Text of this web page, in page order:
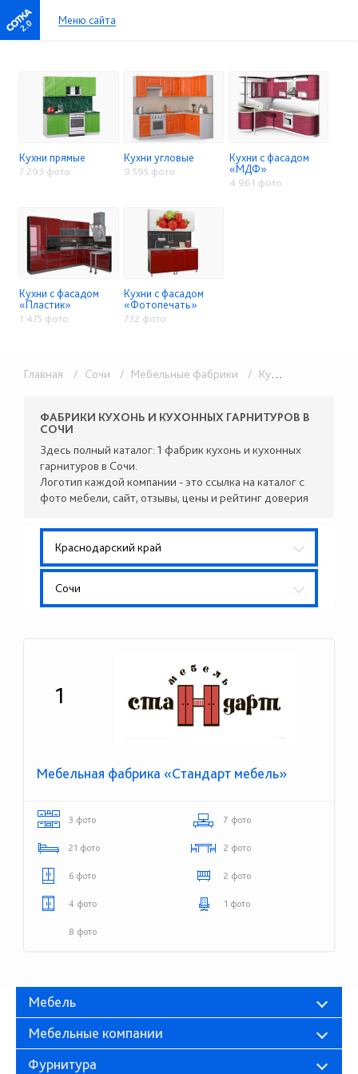
2.0 Меню сайта
Кухни прямые
7 293 фото
Кухни угловые
9 595 фото
Кухни с фасадом
«МДФ»
4 961 фото
Кухни с фасадом
«Пластик»
1 475 фото
Кухни с фасадом
«Фотопечать»
732 фото
Главная / Сочи / Мебельные фабрики / Кухонные гарнитуры
ФАБРИКИ КУХОНЬ И КУХОННЫХ ГАРНИТУРОВ В
СОЧИ
Здесь полный каталог: 1 фабрик кухонь и кухонных
гарнитуров в Сочи.
Логотип каждой компании - это ссылка на каталог с
фото мебели, сайт, отзывы, цены и рейтинг доверия
Краснодарский край
Сочи
1
Мебельная фабрика «Стандарт мебель»
3 фото 7 фото
21 фото 2 фото
6 фото 2 фото
4 фото 1 фото
8 фото
Мебель
Мебельные компании
Фурнитура